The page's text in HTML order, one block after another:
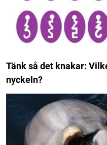
Tänk så det knakar:
nyckeln?